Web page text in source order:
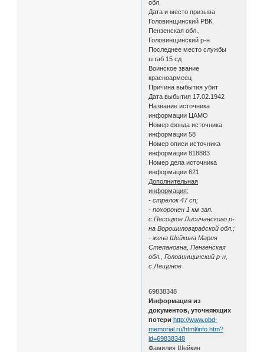
обл.
Дата и место призыва
Головинщинский РВК,
Пензенская обл.,
Головинщинский р-н
Последнее место службы
штаб 15 сд
Воинское звание
красноармеец
Причина выбытия убит
Дата выбытия 17.02.1942
Название источника
информации ЦАМО
Номер фонда источника
информации 58
Номер описи источника
информации 818883
Номер дела источника
информации 621
Дополнительная
информация:
- стрелок 47 сп;
- похоронен 1 км зап.
с.Песоцкое Лисичанского р-
на Ворошиловградской обл.;
- жена Шейкина Мария
Степановна, Пензенская
обл., Головинщинский р-н,
с.Лещиное
69838348
Информация из
документов, уточняющих
потери http://www.obd-
memorial.ru/html/info.htm?
id=69838348
Фамилия Шейкин